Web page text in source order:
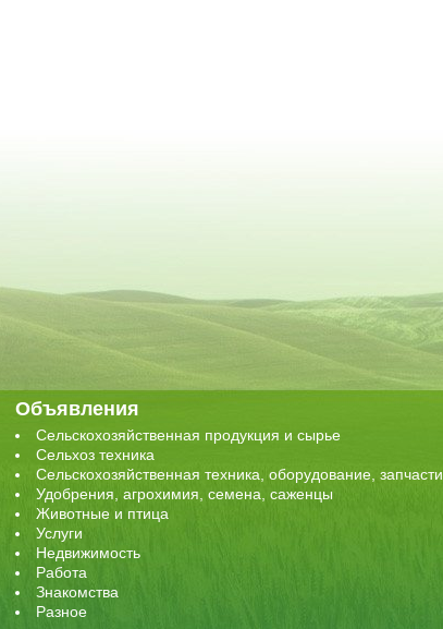
Объявления
Сельскохозяйственная продукция и сырье
Сельхоз техника
Сельскохозяйственная техника, оборудование, запчасти
Удобрения, агрохимия, семена, саженцы
Животные и птица
Услуги
Недвижимость
Работа
Знакомства
Разное